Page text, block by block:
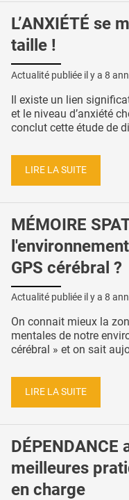
L’ANXIÉTÉ se
taille !
Actualité publiée il y a 8
Il existe un lien
et le niveau d’anxiété
conclut cette étude de
LIRE LA SUITE
MÉMOIRE
GPS cérébral ?
Actualité publiée il y a 8
On connait mieux la
mentales de notre
cérébral » et on sait
LIRE LA SUITE
DÉPENDANCE
meilleures
en charge